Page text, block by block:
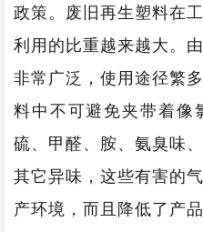
政策。废旧再生塑料在
利用的比重越来越大。
非常广泛，使用途径繁
料中不可避免夹带着像
硫、 甲醛、 胺、氨臭味
其它异味，这些有害的
产环境，而且降低了产